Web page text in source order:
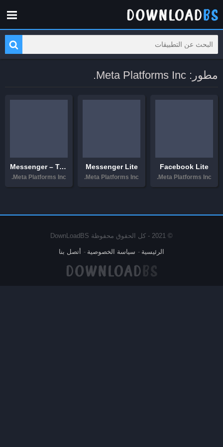
مطور: Meta Platforms Inc.
Facebook Lite
Meta Platforms Inc.
Messenger Lite
Meta Platforms Inc.
Messenger – Text, audio and video calls
Meta Platforms Inc.
© 2021 - كل الحقوق محفوظة DownLoadBS
الرئيسية سياسة الخصوصية أتصل بنا